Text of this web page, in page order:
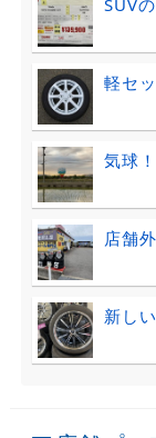
SUV
軽セ
気球！
店舗
新し